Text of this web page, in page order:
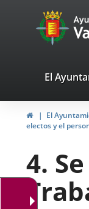
Portal
Web
de
El
Home
El
electos y el
4.